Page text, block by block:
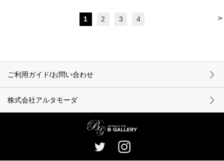
>
1 2 3 4
ご利用ガイド/お問い合わせ
株式会社アルタモーダ